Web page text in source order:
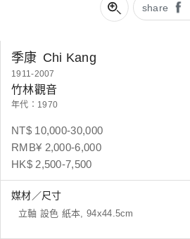
share
季康 Chi Kang
1911-2007
竹林觀音
年代：1970
NT$ 10,000-30,000
RMB¥ 2,000-6,000
HK$ 2,500-7,500
媒材／尺寸
立軸 設色 紙本, 94x44.5cm